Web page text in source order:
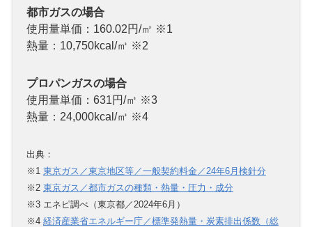
都市ガスの場合
使用量単価：160.02円/㎥ ※1
熱量：10,750kcal/㎥ ※2
プロパンガスの場合
使用量単価：631円/㎥ ※3
熱量：24,000kcal/㎥ ※4
出典：
※1 東京ガス／東京地区等／一般契約料金／24年6月検針分
※2 東京ガス／都市ガスの種類・熱量・圧力・成分
※3 エネピ調べ（東京都／2024年6月）
※4 経済産業省エネルギー庁／標準発熱量・炭素排出係数（総